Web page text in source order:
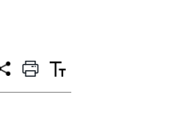
공
프
트
텍
트